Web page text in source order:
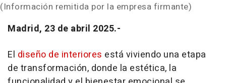
(Información remitida por la empresa firmante)
Madrid, 23 de abril 2025.-
El diseño de interiores está viviendo una etapa
de transformación, donde la estética, la